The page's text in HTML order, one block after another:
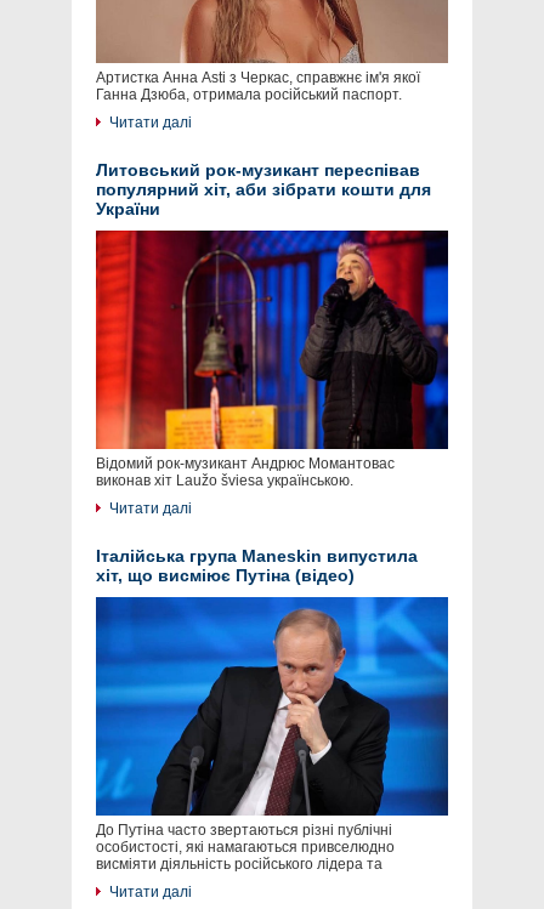
Артистка Анна Asti з Черкас, справжнє ім'я якої
Ганна Дзюба, отримала російський паспорт.
Читати далі
Литовський рок-музикант переспівав
популярний хіт, аби зібрати кошти для
України
Відомий рок-музикант Андрюс Момантовас
виконав хіт Laužo šviesa українською.
Читати далі
Італійська група Maneskin випустила
хіт, що висміює Путіна (відео)
До Путіна часто звертаються різні публічні
особистості, які намагаються привселюдно
висміяти діяльність російського лідера та
Читати далі